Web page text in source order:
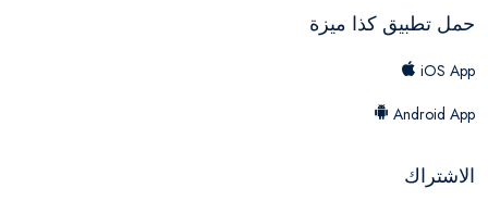
حمل تطبيق كذا ميزة
iOS App
Android App
الاشتراك